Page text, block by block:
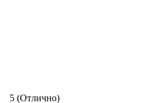
5 (Отлично)